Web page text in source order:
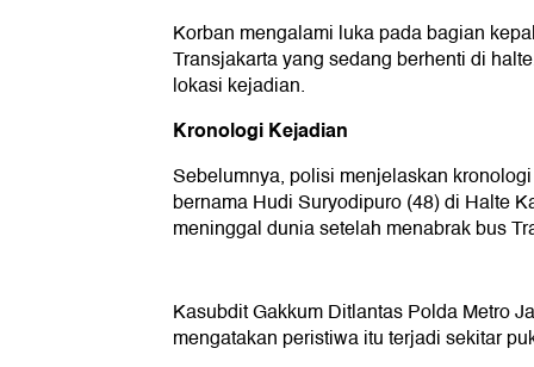
Korban mengalami luka pada bagian
Transjakarta yang sedang berhenti di
lokasi kejadian.
Kronologi Kejadian
Sebelumnya, polisi menjelaskan
bernama Hudi Suryodipuro (48) di Halte
meninggal dunia setelah menabrak bus
Kasubdit Gakkum Ditlantas Polda Metro
mengatakan peristiwa itu terjadi sekitar